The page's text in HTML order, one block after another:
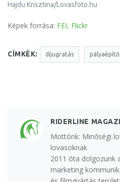
Hajdu Krisztina/Lovasfoto.hu
Képek forrása: FEI, Flickr
CÍMKÉK: díjugratás pályaépítő
RIDERLINE
Mottónk: Minőségi
lovasoknak
2011 óta dolgozunk
marketing